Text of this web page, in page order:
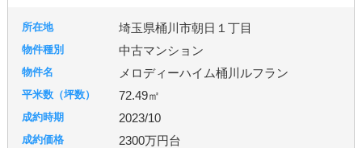
埼玉県桶川市朝日１丁目
中古マンション
メロディーハイム桶川ルフラン
72.49㎡
2023/10
2300万円台